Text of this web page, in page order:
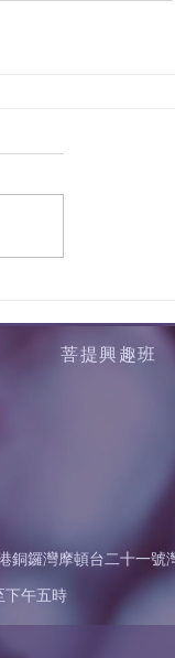
菩提興趣班
銅鑼灣摩頓台二十一號
下午五時